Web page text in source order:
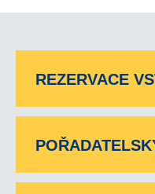
REZERVACE